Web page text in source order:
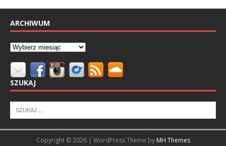
ARCHIWUM
SZUKAJ
Copyright © 2026 | WordPress Theme by MH Themes